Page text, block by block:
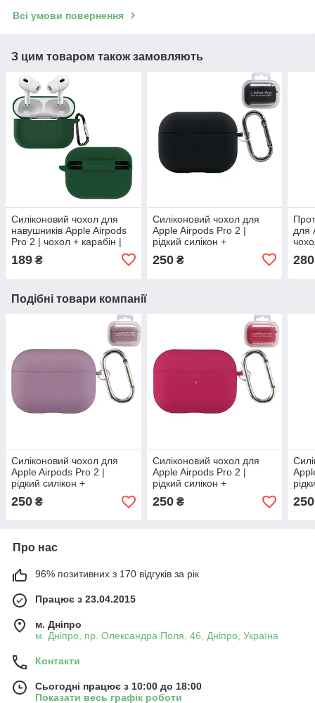
Всі умови повернення
З цим товаром також замовляють
Силіконовий чохол для
навушників Apple Airpods
Pro 2 | чохол + карабін |
189 ₴
Силіконовий чохол для
Apple Airpods Pro 2 |
рідкий силікон +
250₴
для
280
Подібні товари компанії
Силіконовий чохол для
Apple Airpods Pro 2 |
рідкий силікон +
мікрофібра | Light Purple
Plum
250 ₴
Силіконовий чохол для
Apple Airpods Pro 2 |
рідкий силікон +
мікрофібра | Rose Red
250₴ 250
Про нас
96% позитивних з 170 відгуків за рік
Працює з 23.04.2015
м. Дніпро
м. Дніпро, пр. Олександра Поля, 46, Дніпро, Україна
Контакти
Сьогодні працює з 10:00 до 18:00
Показати весь графік роботи